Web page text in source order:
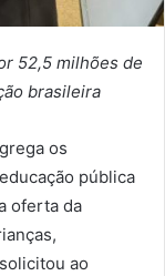
52,5 milhões de
brasileira
os
pública
oferta da
ao